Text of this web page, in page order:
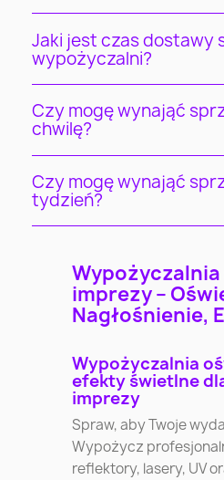
Jaki jest czas dostawy
wypożyczalni?
Czy mogę wynająć
chwilę?
Czy mogę wynająć
tydzień?
imprezy –
Nagłośnienie,
Wypożyczalnia
efekty świetlne
imprezy
Spraw, aby Twoje
Wypożycz
reflektory, lasery, UV